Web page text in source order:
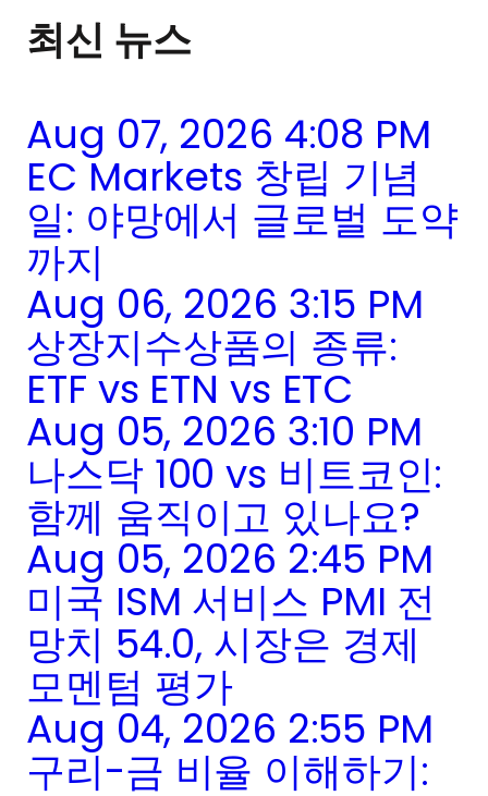
최신 뉴스
Aug 07, 2026 4:08 PM
EC Markets 창립 기념
일: 야망에서 글로벌 도약
까지
Aug 06, 2026 3:15 PM
상장지수상품의 종류:
ETF vs ETN vs ETC
Aug 05, 2026 3:10 PM
나스닥 100 vs 비트코인:
함께 움직이고 있나요?
Aug 05, 2026 2:45 PM
미국 ISM 서비스 PMI 전
망치 54.0, 시장은 경제
모멘텀 평가
Aug 04, 2026 2:55 PM
구리-금 비율 이해하기: